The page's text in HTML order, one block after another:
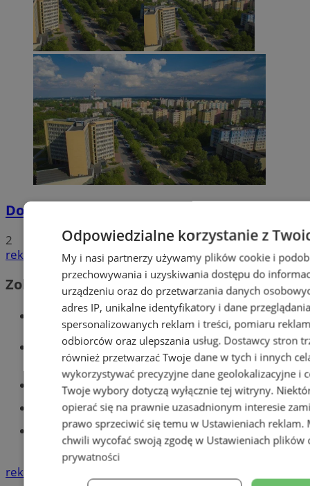
Dowody osobiste z odciskami palców
2
reklama
Zobacz również
Wiadomości kryminalne w Tychach
Wiadomości lokalne
Części samochodowe do -70%!
Tworzenie stron www - Tychy
Znajdź pracę - codziennie nowe
ogłoszenia
reklama
Odpowiedzialne korzystanie z
My i nasi partnerzy używamy plików cookie i
przechowywania i uzyskiwania dostępu do
urządzeniu oraz do przetwarzania danych
adres IP, unikalne identyfikatory i dane
spersonalizowanych reklam i treści, pomiaru
odbiorców oraz ulepszania usług. Dostawcy stron
również przetwarzać Twoje dane w tych i innych
wykorzystywać precyzyjne dane geolokalizacyjne i
Twoje wybory dotyczą wyłącznie tej witryny.
opierać się na prawnie uzasadnionym interesie
prawo sprzeciwić się temu w Ustawieniach reklam.
chwili wycofać swoją zgodę w Ustawieniach plików
prywatności